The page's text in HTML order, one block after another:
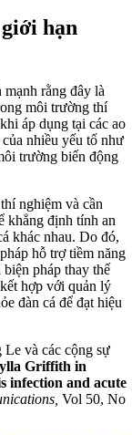
hạn
rằng đây là
môi trường thí
áp dụng tại các ao
nhiều yếu tố như
trường biến động
nghiệm và cần
khẳng định tính an
khác nhau. Do đó,
hỗ trợ tiềm năng
pháp thay thế
hợp với quản lý
đàn cá để đạt hiệu
và các cộng sự
Griffith in
infection and acute
Vol 50, No